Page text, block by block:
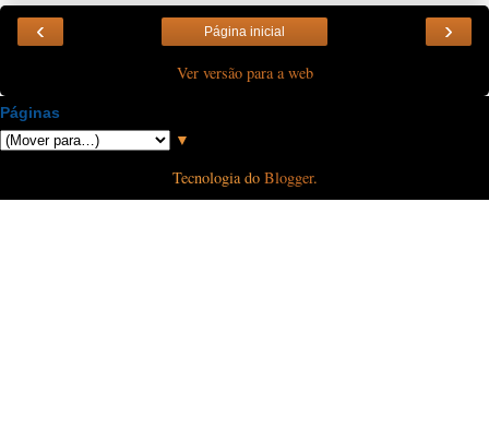
‹ ›
Página inicial
Ver versão para a web
Páginas
▼
Tecnologia do Blogger.